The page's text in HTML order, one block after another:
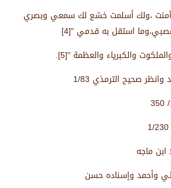
آمنت ،ولك أسلمت خشع لك سمعي وبصري
استقل به قدمي "[4]